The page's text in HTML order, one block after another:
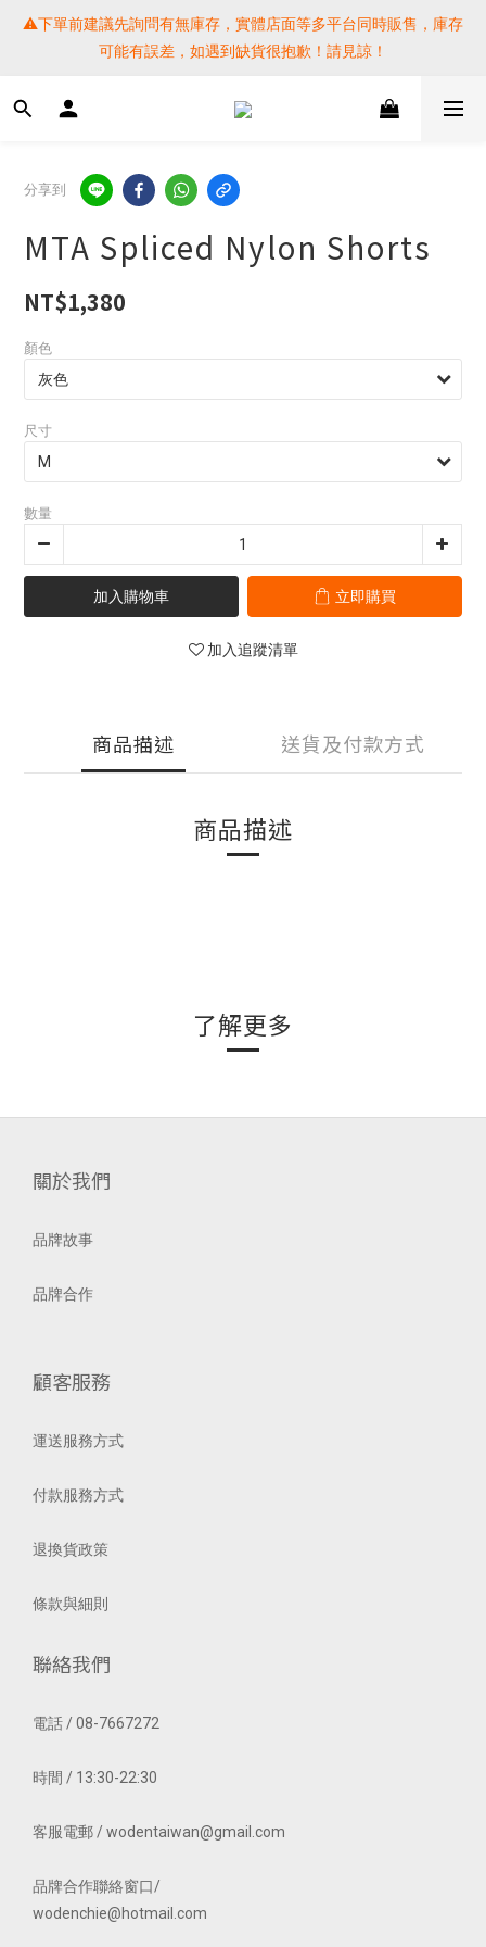
⚠️下單前建議先詢問有無庫存，實體店面等多平台同時販售，庫存
可能有誤差，如遇到缺貨很抱歉！請見諒！
⚠️下單前建議先詢問有無庫存，實體店面等多平台同時販售，庫存
可能有誤差，如遇到缺貨很抱歉！請見諒！
SF EXPRESS WORLD SHIPPING
提醒各位⚠️下單後寄出，請務必在時間內完成取貨才是乖寶寶呦~
如未取貨必須支付運費! 謝謝
⚠️下單前建議先詢問有無庫存，實體店面等多平台同時販售，庫存
分享到
MTA Spliced Nylon Shorts
NT$1,380
顏色
尺寸
數量
加入購物車 立即購買
加入追蹤清單
商品描述 送貨及付款方式
商品描述
了解更多
關於我們
品牌故事
品牌合作
顧客服務
運送服務方式
付款服務方式
退換貨政策
條款與細則
聯絡我們
電話 / 08-7667272
時間 / 13:30-22:30
客服電郵 / wodentaiwan@gmail.com
品牌合作聯絡窗口/
wodenchie@hotmail.com